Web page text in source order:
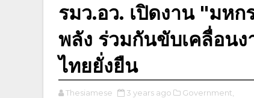
รมว.อว. เปิดงาน "มห
พลัง ร่วมกันขับเคลื่อนง
ไทยยั่งยืน
Thesiamese 3 years ago Government,